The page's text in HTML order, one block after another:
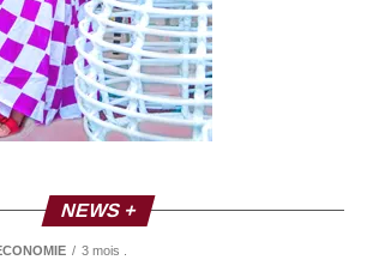
NEWS +
3 mois .